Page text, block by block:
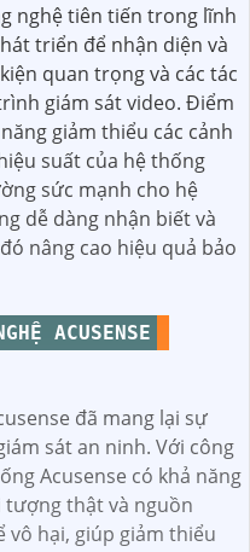
nghệ tiên tiến trong lĩnh
triển để nhận diện và
quan trọng và các tác
giám sát video. Điểm
giảm thiểu các cảnh
suất của hệ thống
sức mạnh cho hệ
dễ dàng nhận biết và
nâng cao hiệu quả bảo
ACUSENSE
đã mang lại sự
sát an ninh. Với công
Acusense có khả năng
tượng thật và nguồn
vô hại, giúp giảm thiểu